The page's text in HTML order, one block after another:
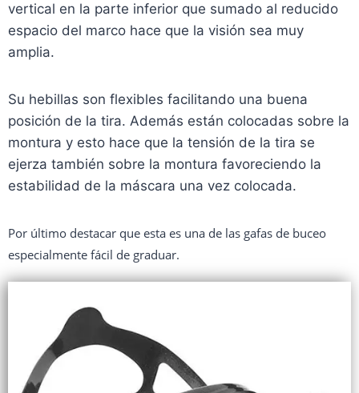
vertical en la parte inferior que sumado al reducido
espacio del marco hace que la visión sea muy
amplia.
Su hebillas son flexibles facilitando una buena
posición de la tira. Además están colocadas sobre la
montura y esto hace que la tensión de la tira se
ejerza también sobre la montura favoreciendo la
estabilidad de la máscara una vez colocada.
Por último destacar que esta es una de las gafas de buceo
especialmente fácil de graduar.